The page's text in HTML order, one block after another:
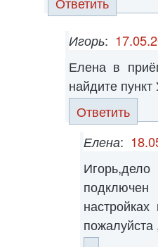
Игорь:
Елена в
найдите
Ответить
Елена:
пожалуйста